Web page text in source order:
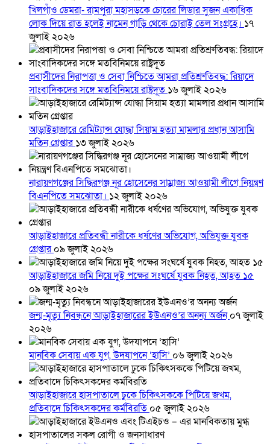
খিলগাঁও ডেমরা- রামপুরা মহাসড়কে চোরের লিডার সুজন একাধিক
লোক দিয়ে রাত হলেই নামেন গাড়ি থেকে চোরাই তেল সংগ্রহে। ১৭
জুলাই ২০২৬
প্রবাসীদের নিরাপত্তা ও সেবা নিশ্চিতে আমরা প্রতিশ্রুতিবদ্ধ: রিয়াদে
সাংবাদিকদের সঙ্গে মতবিনিময়ে রাষ্ট্রদূত ১৬ জুলাই ২০২৬
আড়াইহাজারে রেমিট্যান্স যোদ্ধা সিয়াম হত্যা মামলার প্রধান আসামি
মতিন গ্রেপ্তার১৩ জুলাই ২০২৬
নারায়ণগঞ্জের সিদ্ধিরগঞ্জ নূর হোসেনের সাম্রাজ্য আওয়ামী লীগে নিয়ন্ত্রণ
বিএনপিতে সমঝোতা। ১২ জুলাই ২০২৬
আড়াইহাজারে প্রতিবন্ধী নারীকে ধর্ষণের অভিযোগ, অভিযুক্ত যুবক
গ্রেপ্তার০৯ জুলাই ২০২৬
আড়াইহাজারে জমি নিয়ে দুই পক্ষের সংঘর্ষে যুবক নিহত, আহত ১৫
০৯ জুলাই ২০২৬
জন্ম-মৃত্যু নিবন্ধনে আড়াইহাজারের ইউএনও’র অনন্য অর্জন০৭ জুলাই
২০২৬
মানবিক সেবায় এক যুগ, উদযাপনে ‘হাসি’ ০৬ জুলাই ২০২৬
আড়াইহাজারে হাসপাতালে ঢুকে চিকিৎসককে পিটিয়ে জখম,
প্রতিবাদে চিকিৎসকদের কর্মবিরতি ০৫ জুলাই ২০২৬